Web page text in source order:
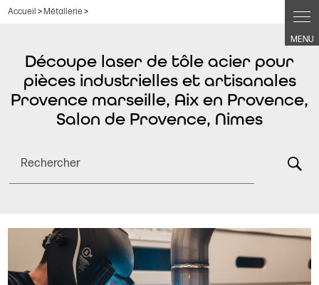
Accueil >Métallerie>
Découpe laser de tôle acier pour
pièces industrielles et artisanales
Provence marseille, Aix en Provence,
Salon de Provence, Nimes
Rechercher
Panneau de gestion des cookies